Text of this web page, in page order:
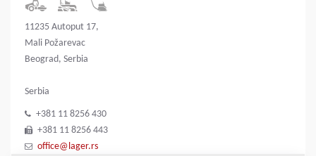
11235 Autoput 17,
Mali Požarevac
Beograd, Serbia
Serbia
+381 11 8256 430
+381 11 8256 443
office@lager.rs